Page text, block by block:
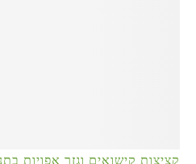
קציצות קישואים וגזר אפויות